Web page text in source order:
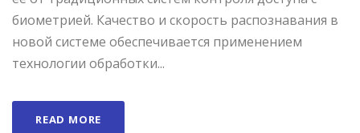
биометрией. Качество и скорость распознавания в
новой системе обеспечивается применением
технологии обработки...
READ MORE